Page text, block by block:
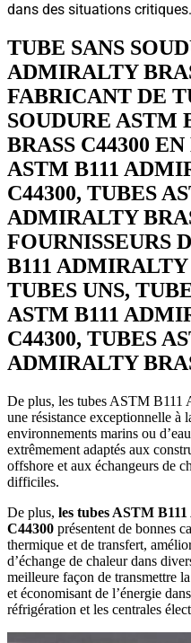
dans des situations critiques.
TUBE SANS
ADMIRALTY
FABRICANT DE
SOUDURE ASTM
BRASS C44300
ASTM B111
C44300, TUBES
ADMIRALTY
FOURNISSEURS
B111 ADMIRALTY
TUBES UNS,
ASTM B111
C44300, TUBES
ADMIRALTY
De plus, les tubes ASTM B111
une résistance exceptionnelle à
environnements marins ou
extrêmement adaptés aux
offshore et aux échangeurs de
difficiles.
De plus, les tubes ASTM
C44300 présentent de bonnes
thermique et de transfert,
d’échange de chaleur dans
meilleure façon de transmettre
et économisant de l’énergie
réfrigération et les centrales